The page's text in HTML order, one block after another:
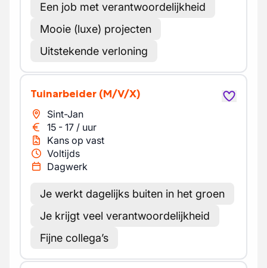
Een job met verantwoordelijkheid
Mooie (luxe) projecten
Uitstekende verloning
Tuinarbeider (M/V/X)
Sint-Jan
15 - 17 / uur
Kans op vast
Voltijds
Dagwerk
Je werkt dagelijks buiten in het groen
Je krijgt veel verantwoordelijkheid
Fijne collega’s